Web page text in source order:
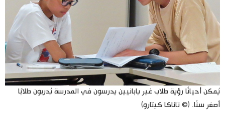
يُمكن أحيانًا رؤية طلاب غير يابانيين يدرسون في المدرسة يُدربون طلابًا
أصغر سنًا. (© تاناكا كيتارو)